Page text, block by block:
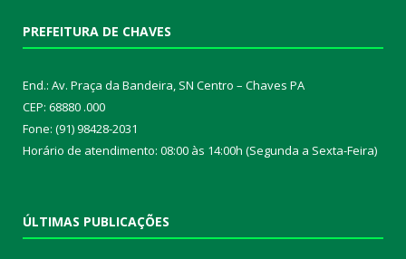
PREFEITURA DE CHAVES
End.: Av. Praça da Bandeira, SN Centro – Chaves PA
CEP: 68880 .000
Fone: (91) 98428-2031
Horário de atendimento: 08:00 às 14:00h (Segunda a Sexta-Feira)
ÚLTIMAS PUBLICAÇÕES